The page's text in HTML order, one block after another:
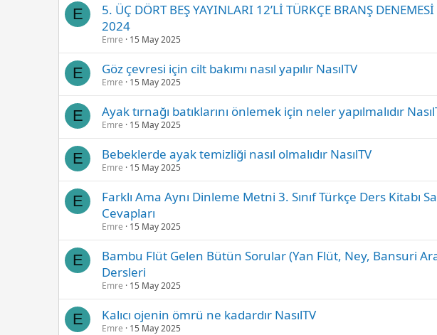
E
5. ÜÇ DÖRT BEŞ YAYINLARI 12’Lİ TÜRKÇE BRANŞ
2024
Emre 15 May 2025
E Göz çevresi için cilt bakımı nasıl yapılır NasılTV
Emre 15 May 2025
E Ayak tırnağı batıklarını önlemek için neler yapılmalıdır
Emre 15 May 2025
E Bebeklerde ayak temizliği nasıl olmalıdır NasılTV
Emre 15 May 2025
E
Farklı Ama Aynı Dinleme Metni 3. Sınıf Türkçe Ders Kitabı
Cevapları
Emre 15 May 2025
E
Bambu Flüt Gelen Bütün Sorular (Yan Flüt, Ney, Bansuri
Dersleri
Emre 15 May 2025
E Kalıcı ojenin ömrü ne kadardır NasılTV
Emre 15 May 2025